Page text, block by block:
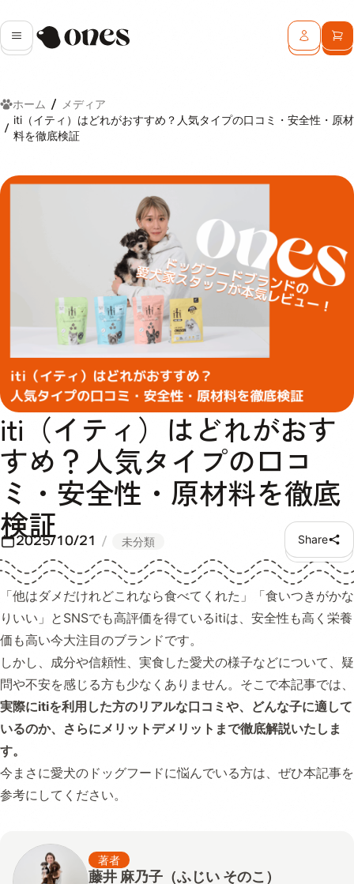
メニューOnes ログインカ
ホーム
メディア
iti（イティ）はどれがおすすめ？人気タイプの口コミ・安全性・原材
料を徹底検証
iti（イティ）はどれがおす
すめ？人気タイプの口コ
ミ・安全性・原材料を徹底
検証
2025/10/21 未分類 Share
「他はダメだけれどこれなら食べてくれた」「食いつきがかな
りいい」とSNSでも高評価を得ているitiは、安全性も高く栄養
価も高い今大注目のブランドです。
しかし、成分や信頼性、実食した愛犬の様子などについて、疑
問や不安を感じる方も少なくありません。そこで本記事では、
実際にitiを利用した方のリアルな口コミや、どんな子に適して
いるのか、さらにメリットデメリットまで徹底解説いたしま
す。
今まさに愛犬のドッグフードに悩んでいる方は、ぜひ本記事を
参考にしてください。
著者
藤井 麻乃子（ふじい そのこ）